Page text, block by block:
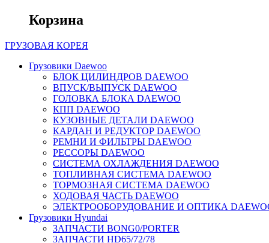
Корзина
ГРУЗОВАЯ КОРЕЯ
Грузовики Daewoo
БЛОК ЦИЛИНДРОВ DAEWOO
ВПУСК/ВЫПУСК DAEWOO
ГОЛОВКА БЛОКА DAEWOO
КПП DAEWOO
КУЗОВНЫЕ ДЕТАЛИ DAEWOO
КАРДАН И РЕДУКТОР DAEWOO
РЕМНИ И ФИЛЬТРЫ DAEWOO
РЕССОРЫ DAEWOO
СИСТЕМА ОХЛАЖДЕНИЯ DAEWOO
ТОПЛИВНАЯ СИСТЕМА DAEWOO
ТОРМОЗНАЯ СИСТЕМА DAEWOO
ХОДОВАЯ ЧАСТЬ DAEWOO
ЭЛЕКТРООБОРУДОВАНИЕ И ОПТИКА
Грузовики Hyundai
ЗАПЧАСТИ BONG0/PORTER
ЗАПЧАСТИ HD65/72/78